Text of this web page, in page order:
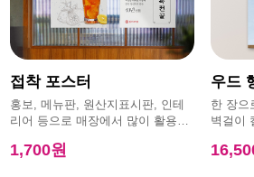
접착 포스터
홍보, 메뉴판, 원산지표시판, 인테
리어 등으로 매장에서 많이 활용하
1,700원
우드
한 장으
벽걸이